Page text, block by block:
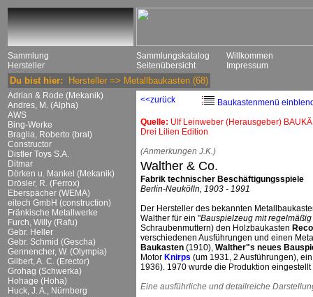
Sammlung
Hersteller
Sammlungskatalog
Seitenübersicht
Willkommen
Impressum
Du bist hier: Hersteller => Metallbaukasten (68)
Adrian & Rode (Mekanik)
Andres, M. (Alpha)
AWS
Bing-Werke
Braglia, Roberto (bral)
Constructor
Distler Toys S.A.
Ditmar
Dörken u. Mankel (Mekanik)
Drösler, R. (Ferrox)
Eberspächer (WEMA)
eitech GmbH (construction)
Fränkische Metallwerke
Furch, Willy (Rafu)
Gebr. Heller
Gebr. Schmid (Gescha)
Gennencher, W. (Olympia)
Gilbert, A. C. (Erector)
Grohag (Schwerka)
Hohage (Hoha)
Huck, J. A., Nürnberg
<<zurück
Baukastenmenü
Quelle: Ulf Leinweber (Herausgeber)
Drei Lilien Edition
(Anmerkungen J.K.)
Walther & Co.
Fabrik technischer Beschäftigungsspiele
Berlin-Neukölln, 1903 - 1991
Der Hersteller des bekannten
Walther für ein "Bauspielzeug mit
Schraubenmuttern) den Holzbaukasten
verschiedenen Ausführungen und einen
Baukasten (1910), Walther"s neues
Motor Knirps (um 1931, 2 Ausführungen),
1936). 1970 wurde die Produktion
Eine ausführliche und detailreiche